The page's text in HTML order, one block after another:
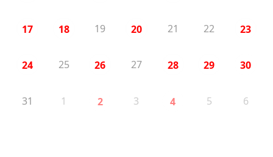
17 18 19 20 21 22 23
24 25 26 27 28 29 30
31 1 2 3 4 5 6